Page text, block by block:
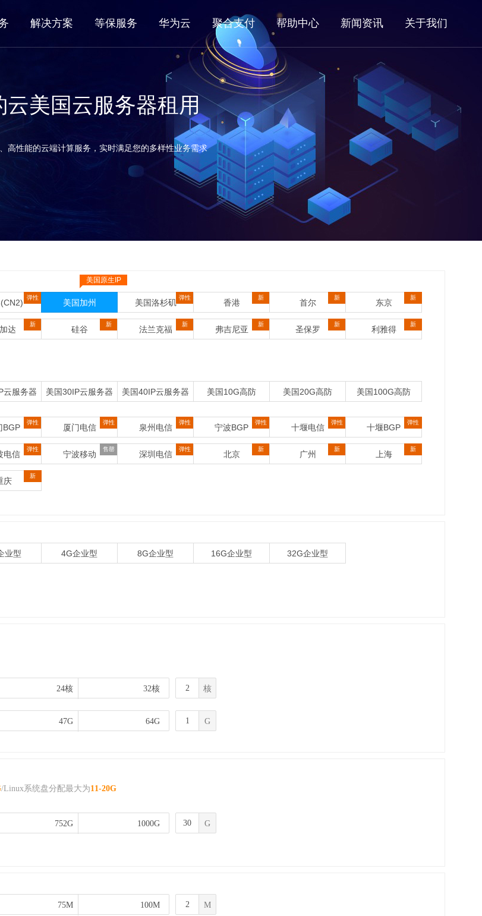
解决方案 等保服务 华为云 聚合支付 帮助中心 新闻资讯 关于我们
云美国云服务器租用
高性能的云端计算服务，实时满足您的多样性业务需求
弹性
美国加州
美国原生IP
美国洛杉矶
弹性
香港
新
首尔
新
东京
新
达
新
硅谷
新
法兰克福
新
弗吉尼亚
新
圣保罗
新
利雅得
新
云服务器 美国30IP云服务器 美国40IP云服务器 美国10G高防 美国20G高防 美国100G高防
BGP
弹性
厦门电信
弹性
泉州电信
弹性
宁波BGP
弹性
十堰电信
弹性
十堰BGP
弹性
电信
弹性
宁波移动
售罄
深圳电信
弹性
北京
新
广州
新
上海
新
庆
新
业型 4G企业型 8G企业型 16G企业型 32G企业型
24核 32核
24核 32核 核
47G 64G
47G 64G G
/Linux系统盘分配最大为11-20G
752G 1000G
752G 1000G G
75M 100M
75M 100M M